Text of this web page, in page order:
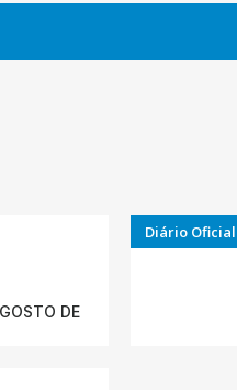
DE
Diário Oficial